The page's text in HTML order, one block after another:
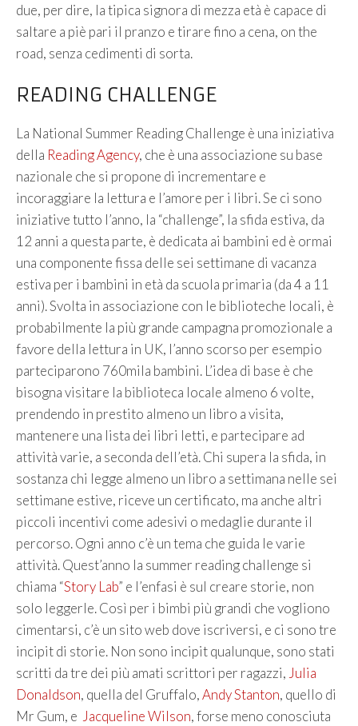
due, per dire, la tipica signora di mezza età è capace di
saltare a piè pari il pranzo e tirare fino a cena, on the
road, senza cedimenti di sorta.
READING CHALLENGE
La National Summer Reading Challenge è una iniziativa
della Reading Agency, che è una associazione su base
nazionale che si propone di incrementare e
incoraggiare la lettura e l’amore per i libri. Se ci sono
iniziative tutto l’anno, la “challenge”, la sfida estiva, da
12 anni a questa parte, è dedicata ai bambini ed è ormai
una componente fissa delle sei settimane di vacanza
estiva per i bambini in età da scuola primaria (da 4 a 11
anni). Svolta in associazione con le biblioteche locali, è
probabilmente la più grande campagna promozionale a
favore della lettura in UK, l’anno scorso per esempio
parteciparono 760mila bambini. L’idea di base è che
bisogna visitare la biblioteca locale almeno 6 volte,
prendendo in prestito almeno un libro a visita,
mantenere una lista dei libri letti, e partecipare ad
attività varie, a seconda dell’età. Chi supera la sfida, in
sostanza chi legge almeno un libro a settimana nelle sei
settimane estive, riceve un certificato, ma anche altri
piccoli incentivi come adesivi o medaglie durante il
percorso. Ogni anno c’è un tema che guida le varie
attività. Quest’anno la summer reading challenge si
chiama “Story Lab” e l’enfasi è sul creare storie, non
solo leggerle. Così per i bimbi più grandi che vogliono
cimentarsi, c’è un sito web dove iscriversi, e ci sono tre
incipit di storie. Non sono incipit qualunque, sono stati
scritti da tre dei più amati scrittori per ragazzi, Julia
Donaldson, quella del Gruffalo,Andy Stanton, quello di
Mr Gum, e Jacqueline Wilson, forse meno conosciuta